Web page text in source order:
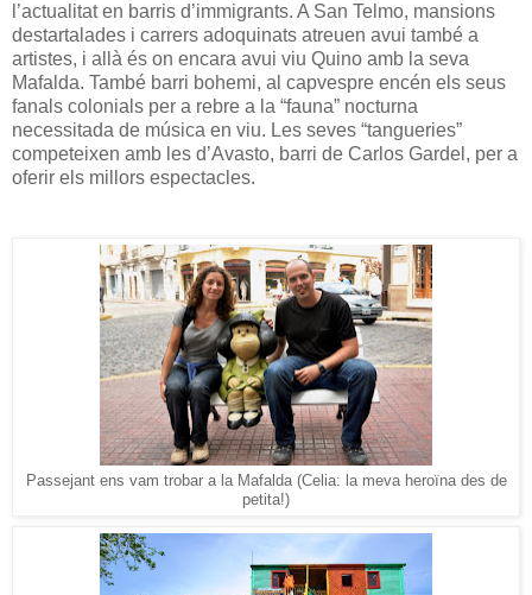
l’actualitat en barris d’immigrants. A San Telmo, mansions
destartalades i carrers adoquinats atreuen avui també a
artistes, i allà és on encara avui viu Quino amb la seva
Mafalda. També barri bohemi, al capvespre encén els seus
fanals colonials per a rebre a la “fauna” nocturna
necessitada de música en viu. Les seves “tangueries”
competeixen amb les d’Avasto, barri de Carlos Gardel, per a
oferir els millors espectacles.
Passejant ens vam trobar a la Mafalda (Celia: la meva heroïna des de
petita!)